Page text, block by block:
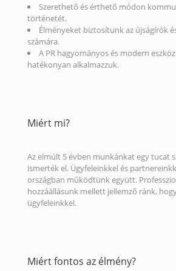
Szerethető és érthető módon
történetét.
Élményeket biztosítunk az újságírók
számára.
A PR hagyományos és modern
hatékonyan alkalmazzuk.
Miért mi?
Az elmúlt 5 évben munkánkat egy tucat
ismerték el. Ügyfeleinkkel és
országban működtünk együtt.
hozzáállásunk mellett jellemző ránk,
ügyfeleinkkel.
Miért fontos az élmény?